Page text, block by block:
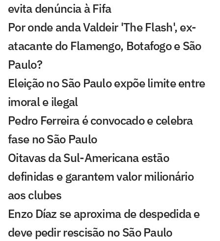
evita denúncia à Fifa
Por onde anda Valdeir 'The Flash', ex-
atacante do Flamengo, Botafogo e São
Paulo?
Eleição no São Paulo expõe limite entre
imoral e ilegal
Pedro Ferreira é convocado e celebra
fase no São Paulo
Oitavas da Sul-Americana estão
definidas e garantem valor milionário
aos clubes
Enzo Díaz se aproxima de despedida e
deve pedir rescisão no São Paulo